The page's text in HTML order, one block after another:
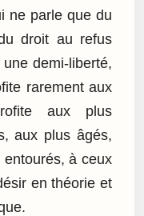
ne parle que du
droit au refus
demi-liberté,
rarement aux
aux plus
aux plus âgés,
à ceux
en théorie et